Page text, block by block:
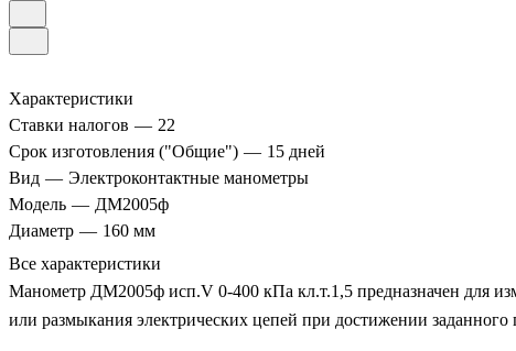
Характеристики
Ставки налогов — 22
Срок изготовления ("Общие") — 15 дней
Вид — Электроконтактные манометры
Модель — ДМ2005ф
Диаметр — 160 мм
Все характеристики
Манометр ДМ2005ф исп.V 0-400 кПа кл.т.1,5 предназначен для
или размыкания электрических цепей при достижении заданного